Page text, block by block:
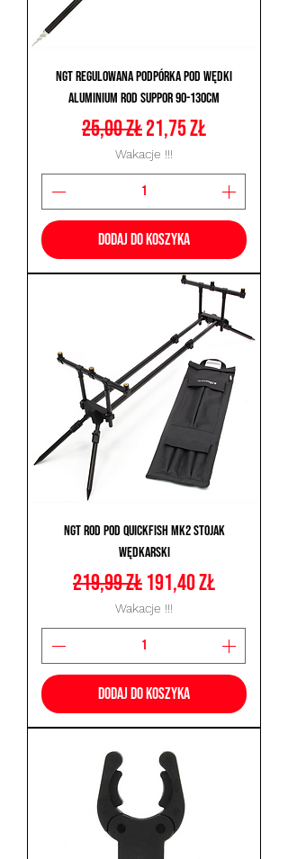
NGT Regulowana Podpórka pod Wędki
Aluminium Rod Suppor 90-130cm
Regularna cena
25,00 złCena rabatowa
21,75 zł
Wakacje !!!
Dodaj do koszyka
NGT Rod Pod Quickfish MK2 Stojak
Wędkarski
Regularna cena
219,99 złCena rabatowa
191,40 zł
Wakacje !!!
Dodaj do koszyka